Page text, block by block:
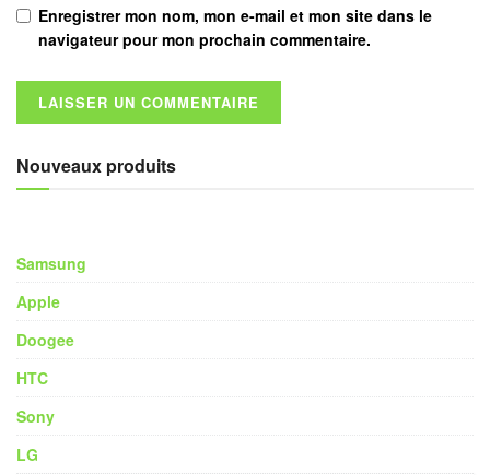
Enregistrer mon nom, mon e-mail et mon site dans le
navigateur pour mon prochain commentaire.
Nouveaux produits
Samsung
Apple
Doogee
HTC
Sony
LG